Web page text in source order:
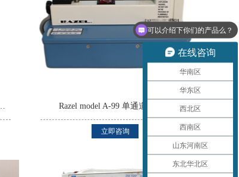
移液管双通道注射泵 Razel model A-99 单通道注射泵
立即咨询
在线咨询
华南区
华东区
西北区
西南区
山东河南区
东北华北区
可以介绍下你们的产品么？
你们是怎么收费的呢？